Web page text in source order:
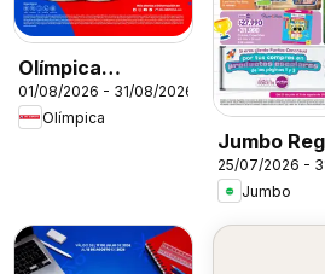
Olímpica
catálogo
01/08/2026 - 31/08/2026
Olímpica
Jumbo
clase
25/07/2026 -
Jumbo